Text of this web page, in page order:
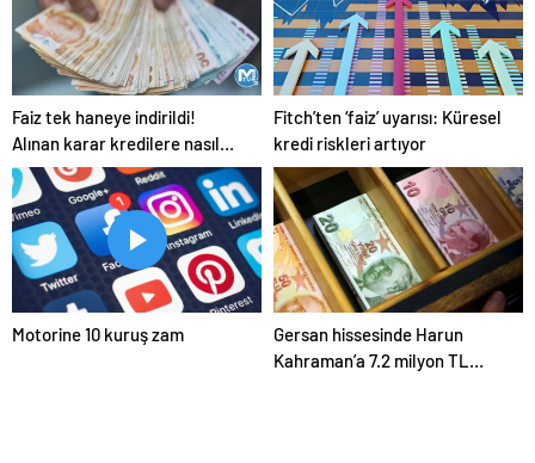
Faiz tek haneye indirildi!
Alınan karar kredilere nasıl
yansıyacak?
Fitch’ten ‘faiz’ uyarısı: Küresel
kredi riskleri artıyor
Motorine 10 kuruş zam
Gersan hissesinde Harun
Kahraman’a 7.2 milyon TL